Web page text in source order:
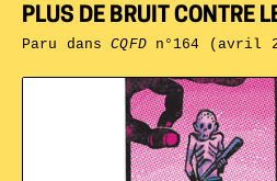
PLUS DE BRUIT CONTRE
Paru dansCQFDn°164 (avril